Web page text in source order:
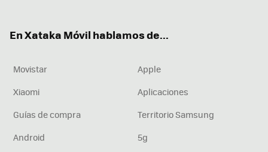
En Xataka Móvil hablamos de...
Movistar
Apple
Xiaomi
Aplicaciones
Guías de compra
Territorio Samsung
Android
5g